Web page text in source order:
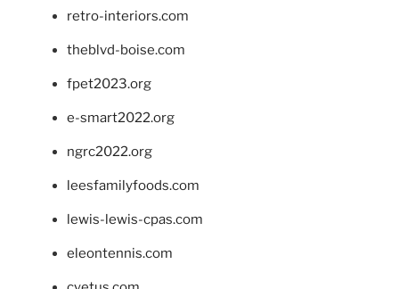
retro-interiors.com
theblvd-boise.com
fpet2023.org
e-smart2022.org
ngrc2022.org
leesfamilyfoods.com
lewis-lewis-cpas.com
eleontennis.com